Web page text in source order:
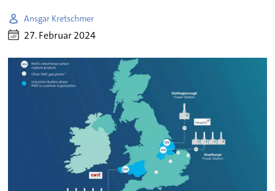
Ansgar Kretschmer
27. Februar 2024